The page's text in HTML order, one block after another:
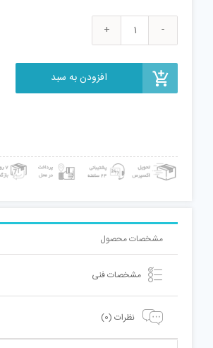
بی
عدد
افزودن به سبد
مشخصات محصول
مشخصات فنی
نظرات (0)